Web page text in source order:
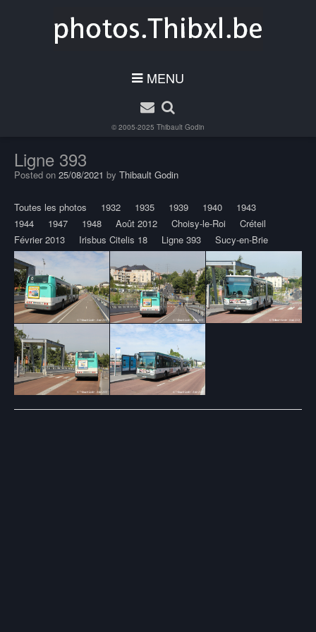
MENU
© 2005-2025 Thibault Godin
Ligne 393
Posted on 25/08/2021 by Thibault Godin
Toutes les photos 1932 1935 1939 1940
1943
1944
1947 1948 Août 2012 Choisy-le-Roi
Créteil
Février 2013
Irisbus Citelis 18 Ligne 393 Sucy-en-Brie
Post